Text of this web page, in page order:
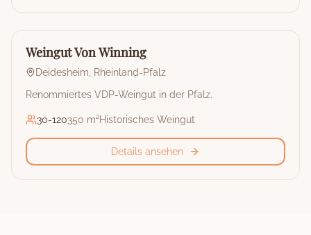
🏰
Weingut
Weingut Von Winning
Deidesheim
Rheinland-Pfalz
Renommiertes VDP-Weingut in der Pfalz.
30-120350 m²Historisches Weingut
Details ansehen